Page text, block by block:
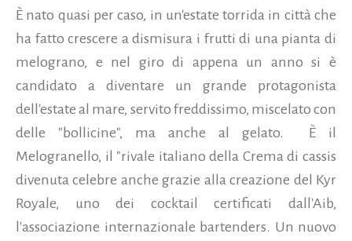
È nato quasi per caso, in un'estate torrida in città che
ha fatto crescere a dismisura i frutti di una pianta di
melograno, e nel giro di appena un anno si è
candidato a diventare un grande protagonista
dell'estate al mare, servito freddissimo, miscelato con
delle "bollicine", ma anche al gelato. È il
Melogranello, il "rivale italiano della Crema di cassis
divenuta celebre anche grazie alla creazione del Kyr
Royale, uno dei cocktail certificati dall'Aib,
l'associazione internazionale bartenders. Un nuovo